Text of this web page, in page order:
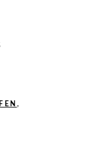
,